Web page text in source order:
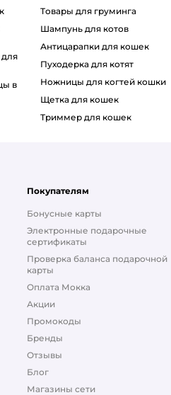
товары для груминга
шампунь для котов
антицарапки для кошек
пуходерка для котят
ножницы для когтей кошки
щетка для кошек
триммер для кошек
Покупателям
Бонусные карты
Электронные подарочные
сертификаты
Проверка баланса подарочной
карты
Оплата Мокка
Акции
Промокоды
Бренды
Отзывы
Блог
Магазины сети